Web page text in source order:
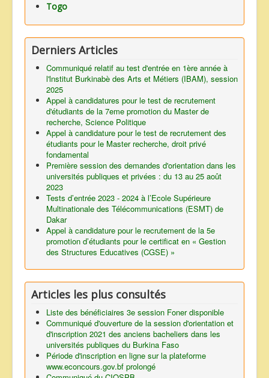
Togo
Derniers Articles
Communiqué relatif au test d'entrée en 1ère année à
l'lnstitut Burkinabè des Arts et Métiers (IBAM), session
2025
Appel à candidatures pour le test de recrutement
d'étudiants de la 7eme promotion du Master de
recherche, Science Politique
Appel à candidature pour le test de recrutement des
étudiants pour le Master recherche, droit privé
fondamental
Première session des demandes d'orientation dans les
universités publiques et privées : du 13 au 25 août
2023
Tests d’entrée 2023 - 2024 à l’Ecole Supérieure
Multinationale des Télécommunications (ESMT) de
Dakar
Appel à candidature pour le recrutement de la 5e
promotion d’étudiants pour le certificat en « Gestion
des Structures Educatives (CGSE) »
Articles les plus consultés
Liste des bénéficiaires 3e session Foner disponible
Communiqué d'ouverture de la session d'orientation et
d'inscription 2021 des anciens bacheliers dans les
universités publiques du Burkina Faso
Période d'inscription en ligne sur la plateforme
www.econcours.gov.bf prolongé